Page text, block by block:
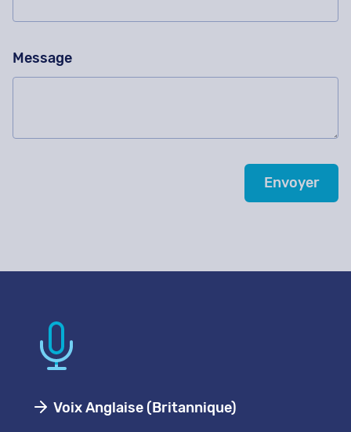
Message
Voix Anglaise (Britannique)